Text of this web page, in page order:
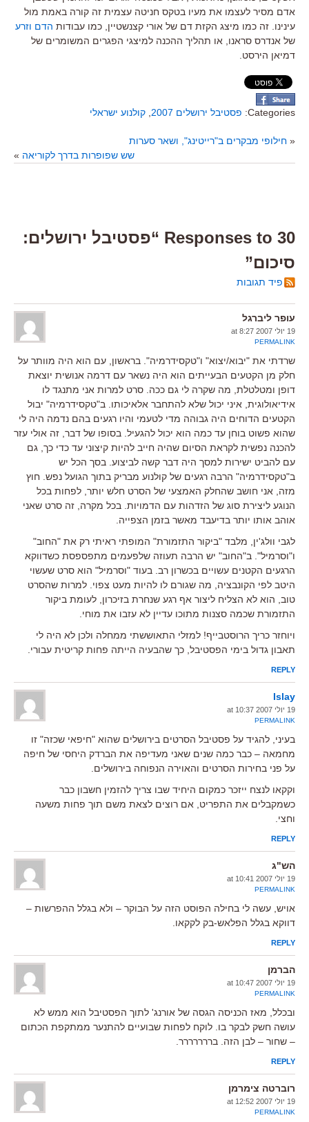
אדם מסיר לעצמו את מעיו בטקס חניטה עצמית זה קורה באמת מול
עינינו. זה כמו מיצג הקזת דם של אורי קצנשטיין, כמו עבודות הדם וזרע
של אנדרס סראנו, או תהליך ההכנה למיצגי הפגרים המשומרים של
דמיאן הירסט.
Categories: פסטיבל ירושלים 2007 קולנוע ישראלי
« חילופי מבקרים ב"רייטינג", ושאר סערות
שש שפופרות בדרך לקוריאה »
30 Responses to “פסטיבל ירושלים:
סיכום”
פיד תגובות
עופר ליברגל
19 יולי 2007 at 8:27
PERMALINK
שרדתי את "יבוא/יצוא" ו"טקסידרמיה". בראשון, עם הוא היה מוותר על
חלק מן הקטעים הבעייתים הוא היה נשאר עם דרמה אנושית יוצאת
דופן ומטלטלת, מה שקרה לי גם ככה. סרט למרות אני מתנגד לו
אידיאולוגית, איני יכול שלא להתחבר אלאיכותו. ב"טקסידרמיה" יבול
הקטעים הדוחים היה גבוהה מדי לטעמי והיו רגעים בהם נדמה היה לי
שהוא פשוט בוחן עד כמה הוא יכול להגעיל. בסופו של דבר, זה אולי עזר
להכנה נפשית לקראת הסיום שהיה חייב להיות קיצוני עד כדי כך, גם
עם להביט ישירות למסך היה דבר קשה לביצוע. בסך הכל יש
ב"טקסידרמיה" הרבה רגעים של קולנוע מבריק בתוך הגועל נפש. חוץ
מזה, אני חושב שהחלק האמצעי של הסרט חלש יותר, לפחות בכל
הנוגע ליצירת סוג של הזדהות עם הדמויות. בכל מקרה, זה סרט שאני
אוהב אותו יותר בדיעבד מאשר בזמן הצפייה.
לגבי וולג'ין, מלבד "ביקור התזמורת" המופתי ראיתי רק את "החוב"
ו"וסרמיל". ב"החוב" יש הרבה תעוזה שלפעמים מתפספסת כשדווקא
הרגעים הקטנים עשויים בכשרון רב. בעוד "וסרמיל" הוא סרט שעשוי
היטב לפי הקונבציה, מה שגורם לו להיות מעט צפוי. למרות שהסרט
טוב, הוא לא הצליח ליצור אף רגע שנחרת בזיכרון, לעומת ביקור
התזמורת שכמה סצנות מתוכו עדיין לא עזבו את מוחי.
ויוחזר כריך הרוסטבייף! למזלי התאוששתי ממחלה ולכן לא היה לי
תאבון גדול בימי הפסטיבל, כך שהבעיה הייתה פחות קריטית עבורי.
REPLY
Islay
19 יולי 2007 at 10:37
PERMALINK
בעיני, להגיד על פסטיבל הסרטים בירושלים שהוא "חיפאי שכזה" זו
מחמאה – כבר כמה שנים שאני מעדיפה את הברדק היחסי של חיפה
על פני בחירות הסרטים והאוירה הנפוחה בירושלים.
וקקאו לנצח ייזכר כמקום היחיד שבו צריך להזמין חשבון כבר
כשמקבלים את התפריט, אם רוצים לצאת משם תוך פחות משעה
וחצי.
REPLY
הש"ג
19 יולי 2007 at 10:41
PERMALINK
אויש, עשה לי בחילה הפוסט הזה על הבוקר – ולא בגלל ההפרשות –
דווקא בגלל הפלאש-בק לקקאו.
REPLY
הברמן
19 יולי 2007 at 10:47
PERMALINK
ובכלל, מאז הכניסה הגסה של אורנג' לתוך הפסטיבל הוא ממש לא
עושה חשק לבקר בו. לוקח לפחות שבועיים להתנער ממתקפת הכתום
– שחור – לבן הזה. בררררררר.
REPLY
רוברטה צימרמן
19 יולי 2007 at 12:52
PERMALINK